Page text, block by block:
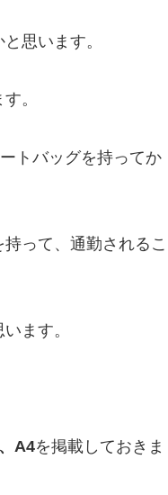
思います。
。
トバッグを持ってか
って、通勤されるこ
ます。
A4を掲載しておきま